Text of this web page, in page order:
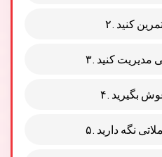
کنید
مدیریت کنید
بگیرید
نگه دارید